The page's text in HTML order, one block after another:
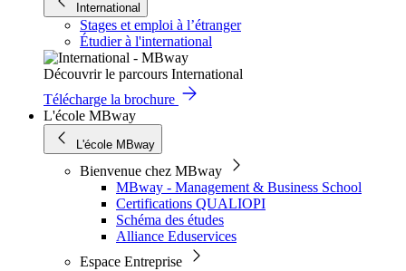
International
Stages et emploi à l’étranger
Étudier à l'international
Découvrir le parcours International
Télécharge la brochure
L'école MBway
L'école MBway
Bienvenue chez MBway
MBway - Management & Business School
Certifications QUALIOPI
Schéma des études
Alliance Eduservices
Espace Entreprise